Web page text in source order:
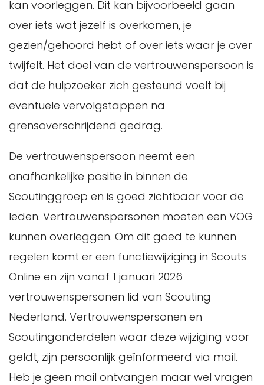
kan voorleggen. Dit kan bijvoorbeeld gaan
over iets wat jezelf is overkomen, je
gezien/gehoord hebt of over iets waar je over
twijfelt. Het doel van de vertrouwenspersoon is
dat de hulpzoeker zich gesteund voelt bij
eventuele vervolgstappen na
grensoverschrijdend gedrag.
De vertrouwenspersoon neemt een
onafhankelijke positie in binnen de
Scoutinggroep en is goed zichtbaar voor de
leden. Vertrouwenspersonen moeten een VOG
kunnen overleggen. Om dit goed te kunnen
regelen komt er een functiewijziging in Scouts
Online en zijn vanaf 1 januari 2026
vertrouwenspersonen lid van Scouting
Nederland. Vertrouwenspersonen en
Scoutingonderdelen waar deze wijziging voor
geldt, zijn persoonlijk geïnformeerd via mail.
Heb je geen mail ontvangen maar wel vragen